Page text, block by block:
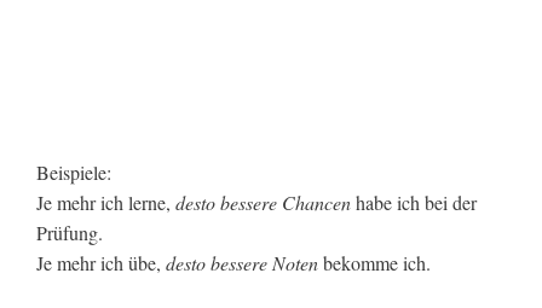
Beispiele:
Je mehr ich lerne, desto bessere Chancenhabe ich bei der
Prüfung.
Je mehr ich übe, desto bessere Notenbekomme ich.